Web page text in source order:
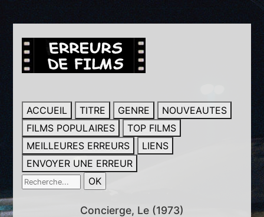
ACCUEIL TITRE GENRE
NOUVEAUTES
FILMS POPULAIRES
TOP FILMS
MEILLEURES ERREURS
LIENS
ENVOYER UNE ERREUR
Concierge, Le (1973)